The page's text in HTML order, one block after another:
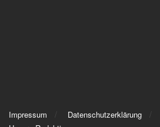
Impressum Datenschutzerklärung